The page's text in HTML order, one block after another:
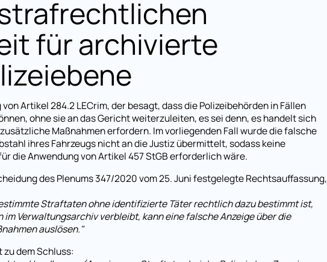
für archivierte
Artikel 284.2 LECrim, der besagt, dass die Polizeibehörden in Fällen
ohne sie an das Gericht weiterzuleiten, es sei denn, es handelt sich
Maßnahmen erfordern. Im vorliegenden Fall wurde die falsche
ihres Fahrzeugs nicht an die Justiz übermittelt, sodass keine
die Anwendung von Artikel 457 StGB erforderlich wäre.
des Plenums 347/2020 vom 25. Juni festgelegte Rechtsauffassung,
Straftaten ohne identifizierte Täter rechtlich dazu bestimmt ist,
Verwaltungsarchiv verbleibt, kann eine falsche Anzeige über die
auslösen."
dem Schluss: